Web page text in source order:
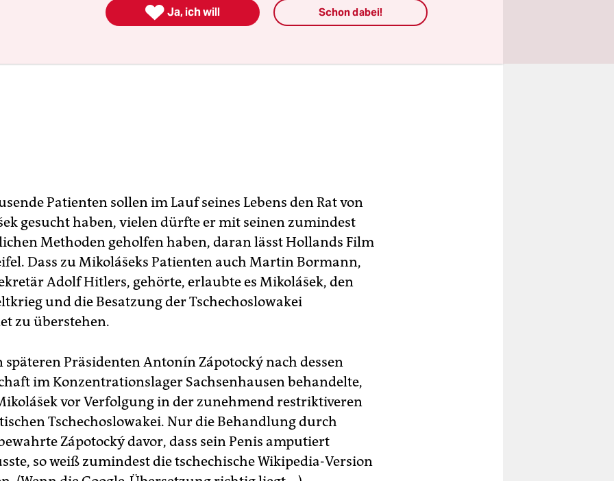
Patienten sollen im Lauf seines Lebens den Rat von
gesucht haben, vielen dürfte er mit seinen zumindest
Methoden geholfen haben, daran lässt Hollands Film
Dass zu Mikolášeks Patienten auch Martin Bormann,
Adolf Hitlers, gehörte, erlaubte es Mikolášek, den
und die Besatzung der Tschechoslowakei
zu überstehen.
späteren Präsidenten Antonín Zápotocký nach dessen
im Konzentrationslager Sachsenhausen behandelte,
vor Verfolgung in der zunehmend restriktiveren
Tschechoslowakei. Nur die Behandlung durch
Zápotocký davor, dass sein Penis amputiert
so weiß zumindest die tschechische Wikipedia-Version
 Ja, ich will Schon dabei!